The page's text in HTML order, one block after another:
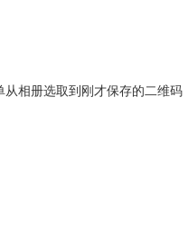
相册选取到刚才保存的二维码